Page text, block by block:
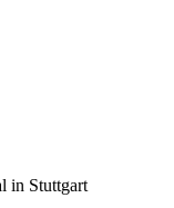
in Stuttgart